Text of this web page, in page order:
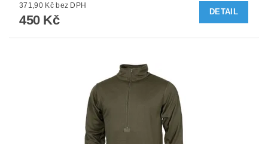
371,90 Kč bez DPH
450 Kč
DETAIL